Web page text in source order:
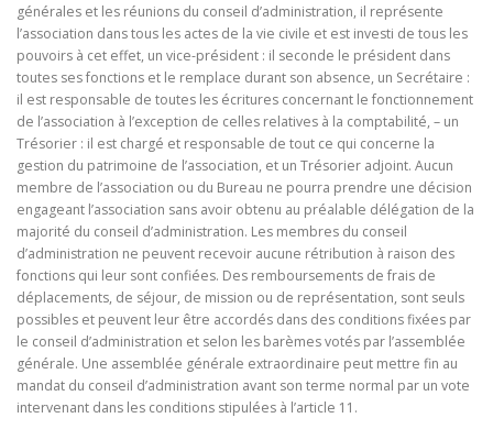
générales et les réunions du conseil d’administration, il représente
l’association dans tous les actes de la vie civile et est investi de tous les
pouvoirs à cet effet, un vice-président : il seconde le président dans
toutes ses fonctions et le remplace durant son absence, un Secrétaire :
il est responsable de toutes les écritures concernant le fonctionnement
de l’association à l’exception de celles relatives à la comptabilité, – un
Trésorier : il est chargé et responsable de tout ce qui concerne la
gestion du patrimoine de l’association, et un Trésorier adjoint. Aucun
membre de l’association ou du Bureau ne pourra prendre une décision
engageant l’association sans avoir obtenu au préalable délégation de la
majorité du conseil d’administration. Les membres du conseil
d’administration ne peuvent recevoir aucune rétribution à raison des
fonctions qui leur sont confiées. Des remboursements de frais de
déplacements, de séjour, de mission ou de représentation, sont seuls
possibles et peuvent leur être accordés dans des conditions fixées par
le conseil d’administration et selon les barèmes votés par l’assemblée
générale. Une assemblée générale extraordinaire peut mettre fin au
mandat du conseil d’administration avant son terme normal par un vote
intervenant dans les conditions stipulées à l’article 11.